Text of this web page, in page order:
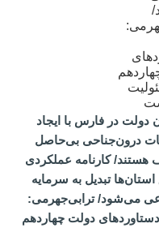
دولت در فارس با ایجاد
درون‌جناحی بی‌حاصل
هستند/ کارنامه عملکردی
تبدیل به سرمایه
می‌شود/ ترابی‌جهرمی:
دستاوردهای دولت چهاردهم